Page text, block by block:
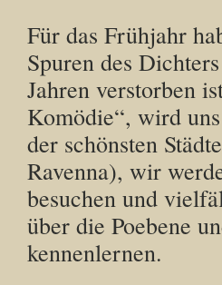
Für das Frühjahr
Spuren des
Jahren verstorben
Komödie“, wird
der schönsten
Ravenna), wir
besuchen und
über die Poebene
kennenlernen.